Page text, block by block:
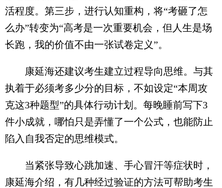
活程度。第三步，进行认知重构，将“考砸了怎
么办”转变为“高考是一次重要机会，但人生是场
长跑，我的价值不由一张试卷定义”。
康延海还建议考生建立过程导向思维。与其
执着于必须考多少分的目标，不如设定“本周攻
克这3种题型”的具体行动计划。每晚睡前写下3
件小成就，哪怕只是弄懂了一个公式，也能防止
陷入自我否定的思维模式。
当紧张导致心跳加速、手心冒汗等症状时，
康延海介绍，有几种经过验证的方法可帮助考生